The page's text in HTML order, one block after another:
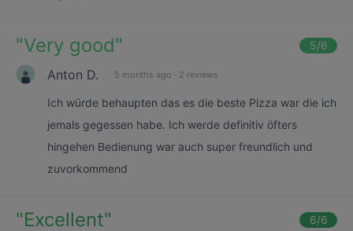
"Very good" 5/6
Anton D. 5 months ago · 2 reviews
Ich würde behaupten das es die beste Pizza war die ich
jemals gegessen habe. Ich werde definitiv öfters
hingehen Bedienung war auch super freundlich und
zuvorkommend
"Excellent" 6/6